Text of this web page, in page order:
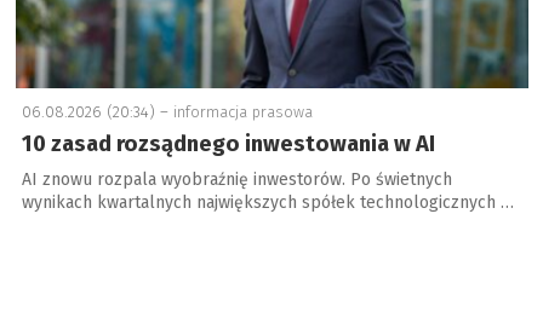
06.08.2026 (20:34) – informacja prasowa
10 zasad rozsądnego inwestowania w AI
AI znowu rozpala wyobraźnię inwestorów. Po świetnych
wynikach kwartalnych największych spółek technologicznych …